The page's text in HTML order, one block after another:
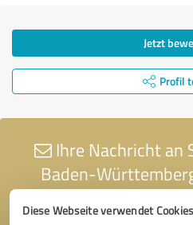
Diese Webseite verwendet Cookies
Jetzt
Profil
Ihre Nachricht an
Baden-